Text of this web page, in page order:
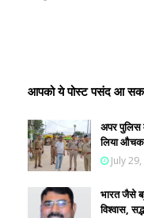
आपको ये पोस्ट पसंद आ
अपर पुलिस
लिया औचक
July
भारत जैसे
विश्वास,